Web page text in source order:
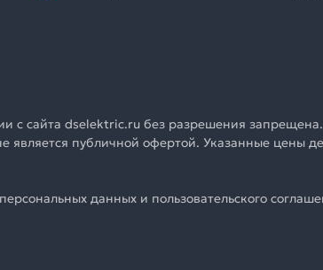
сайта dselektric.ru без разрешения запрещена.
публичной офертой. Указанные цены
данных и пользовательского